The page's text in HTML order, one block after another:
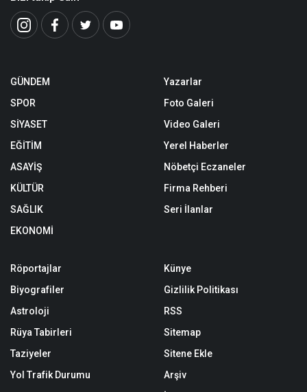
GÜNDEM
SPOR
SİYASET
EĞİTİM
ASAYİŞ
KÜLTÜR
SAĞLIK
EKONOMİ
Yazarlar
Foto Galeri
Video Galeri
Yerel Haberler
Nöbetçi Eczaneler
Firma Rehberi
Seri İlanlar
Röportajlar
Biyografiler
Astroloji
Rüya Tabirleri
Taziyeler
Yol Trafik Durumu
Künye
Gizlilik Politikası
RSS
Sitemap
Sitene Ekle
Arşiv